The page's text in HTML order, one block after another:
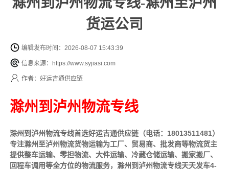
货运公司
编辑发布时间：2026-08-07 15:43:39
信息来源：https://www.syjiasi.com
作者：好运吉通供应链
滁州到泸州物流专线
滁州到泸州物流专线首选好运吉通供应链（电话：18013511481）
专注滁州至泸州物流货物运输为工厂、贸易商、批发商等物流货主
提供整车运输、零担物流、大件运输、冷藏仓储运输、搬家搬厂、
回程车调用等全方位的物流服务，滁州到泸州物流专线天天发车4-